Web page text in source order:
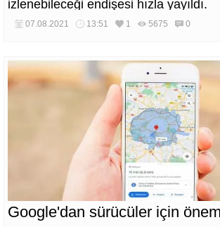
izlenebileceği endişesi hızla yayıldı.
07.08.2021 13:51 1 5675 0
Google'dan sürücüler için